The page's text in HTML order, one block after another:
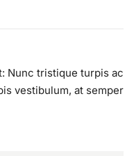
Nunc tristique turpis ac
vestibulum, at semper